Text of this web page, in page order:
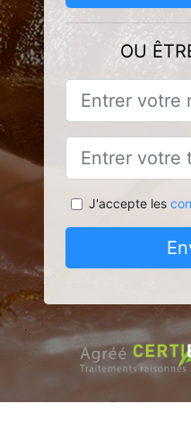
OU
J'accepte les